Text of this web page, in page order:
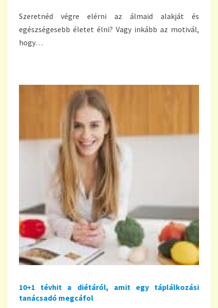
Szeretnéd végre elérni az álmaid alakját és
egészségesebb életet élni? Vagy inkább az motivál,
hogy…
10+1 tévhit a diétáról, amit egy táplálkozási
tanácsadó megcáfol